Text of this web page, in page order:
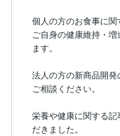
個人の方のお食事に
ご自身の健康維持・
ます。
法人の方の新商品開
ご相談ください。
栄養や健康に関する
だきました。